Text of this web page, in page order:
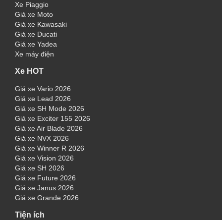
Xe Piaggio
Giá xe Moto
Giá xe Kawasaki
Giá xe Ducati
Giá xe Yadea
Xe máy điện
Xe HOT
Giá xe Vario 2026
Giá xe Lead 2026
Giá xe SH Mode 2026
Giá xe Exciter 155 2026
Giá xe Air Blade 2026
Giá xe NVX 2026
Giá xe Winner R 2026
Giá xe Vision 2026
Giá xe SH 2026
Giá xe Future 2026
Giá xe Janus 2026
Giá xe Grande 2026
Tiện ích